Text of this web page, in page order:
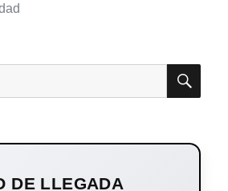
DE LLEGADA